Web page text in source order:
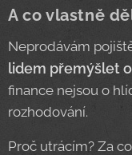
A co vlastně
Neprodávám
lidem přemýšlet
finance nejsou o
rozhodování.
Proč utrácím? Za